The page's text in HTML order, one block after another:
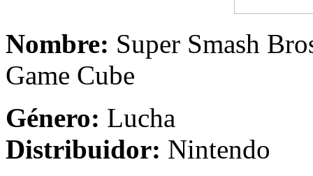
Nombre: Super
Game Cube
Género: Lucha
Distribuidor: Nintendo